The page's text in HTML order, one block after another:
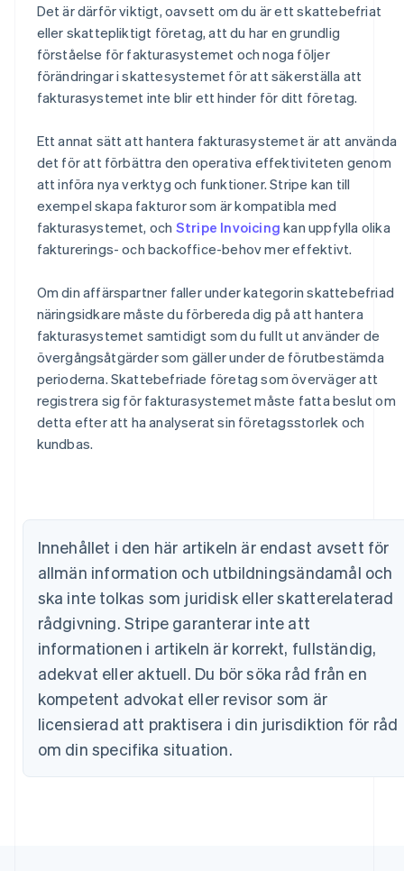
Det är därför viktigt, oavsett om du är ett skattebefriat
eller skattepliktigt företag, att du har en grundlig
förståelse för fakturasystemet och noga följer
förändringar i skattesystemet för att säkerställa att
fakturasystemet inte blir ett hinder för ditt företag.
Ett annat sätt att hantera fakturasystemet är att använda
det för att förbättra den operativa effektiviteten genom
att införa nya verktyg och funktioner. Stripe kan till
exempel skapa fakturor som är kompatibla med
fakturasystemet, och Stripe Invoicing kan uppfylla olika
fakturerings- och backoffice-behov mer effektivt.
Om din affärspartner faller under kategorin skattebefriad
näringsidkare måste du förbereda dig på att hantera
fakturasystemet samtidigt som du fullt ut använder de
övergångsåtgärder som gäller under de förutbestämda
perioderna. Skattebefriade företag som överväger att
registrera sig för fakturasystemet måste fatta beslut om
detta efter att ha analyserat sin företagsstorlek och
kundbas.
Innehållet i den här artikeln är endast avsett för
allmän information och utbildningsändamål och
ska inte tolkas som juridisk eller skatterelaterad
rådgivning. Stripe garanterar inte att
informationen i artikeln är korrekt, fullständig,
adekvat eller aktuell. Du bör söka råd från en
kompetent advokat eller revisor som är
licensierad att praktisera i din jurisdiktion för råd
om din specifika situation.
Australien
English
English
Cypern
English
Danmark
English
Estland
English
Fastlandskina
简体中文 English
Finland
EnglishSvenska
Frankrike
Förenade Arabemiraten